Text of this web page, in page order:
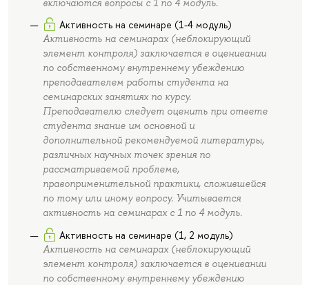
Активность на семинаре (1-4 модуль)
Активность на семинарах (неблокирующий
элемент контроля) заключается в оценивании
по собственному внутреннему убеждению
преподавателем работы студента на
семинарских занятиях по курсу.
Преподавателю следует оценить при ответе
студента знание им основной и
дополнительной рекомендуемой литературы,
различных научных точек зрения по
рассматриваемой проблеме,
правоприменительной практики, сложившейся
по тому или иному вопросу. Учитывается
активность на семинарах с 1 по 4 модуль.
Активность на семинаре (1, 2 модуль)
Активность на семинарах (неблокирующий
элемент контроля) заключается в оценивании
по собственному внутреннему убеждению